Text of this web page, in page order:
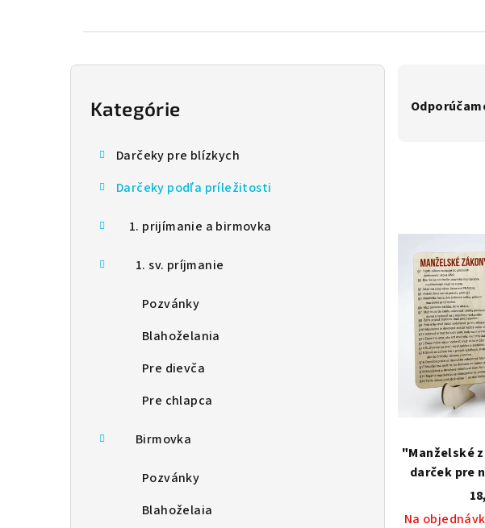
B
Preskočiť
kategórie
Kategórie
Darčeky pre blízkych
Darčeky podľa príležitosti
1. prijímanie a birmovka
1. sv. príjmanie
Pozvánky
Blahoželania
Pre dievča
Pre chlapca
Birmovka
Pozvánky
Blahoželaia
a
i
p
k
o
V
p
o
d
u
"Manželské
darček pre
Na